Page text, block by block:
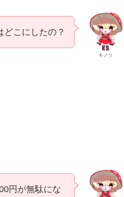
キノリ
こにしたの？
円が無駄にな